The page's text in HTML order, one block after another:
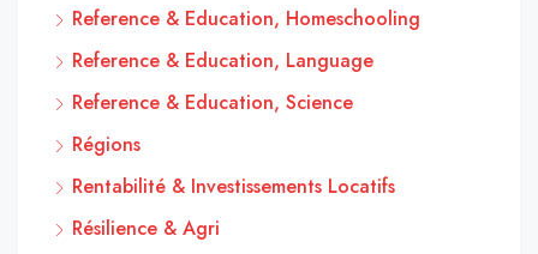
Reference & Education, Homeschooling
Reference & Education, Language
Reference & Education, Science
Régions
Rentabilité & Investissements Locatifs
Résilience & Agri